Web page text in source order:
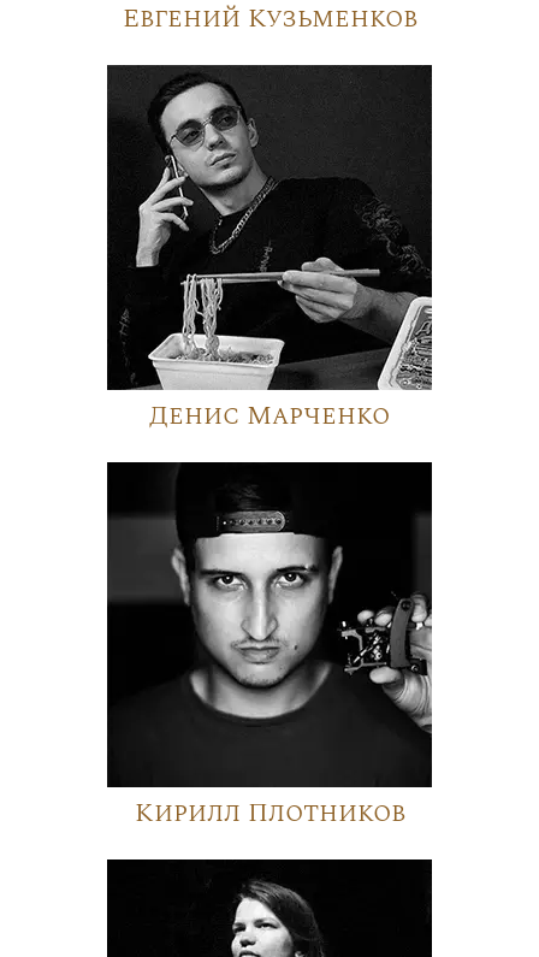
Евгений Кузьменков
Денис Марченко
Кирилл Плотников